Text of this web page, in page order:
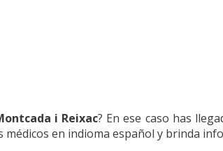
i Reixac? En ese caso has
médicos en indioma español y brinda